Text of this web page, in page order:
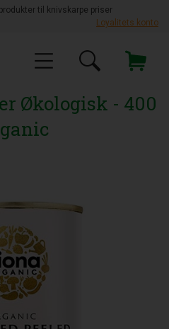
til knivskarpe priser
Loyalitets konto
Økologisk - 400